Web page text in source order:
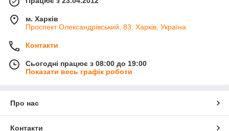
м. Харків
Проспект Олександрівський, 83, Харків, Україна
Контакти
Сьогодні працює з 08:00 до 19:00
Показати весь графік роботи
Про нас
Контакти